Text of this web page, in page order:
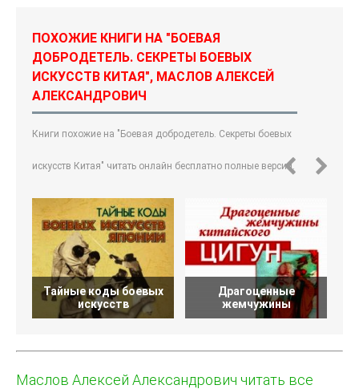
ПОХОЖИЕ КНИГИ НА "БОЕВАЯ
ДОБРОДЕТЕЛЬ. СЕКРЕТЫ БОЕВЫХ
ИСКУССТВ КИТАЯ", МАСЛОВ АЛЕКСЕЙ
АЛЕКСАНДРОВИЧ
Книги похожие на "Боевая добродетель. Секреты боевых
искусств Китая" читать онлайн бесплатно полные версии.
Тайные коды боевых
искусств
Драгоценные
жемчужины
Маслов Алексей Александрович читать все